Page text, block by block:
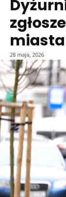
miasta
28 maja, 2026